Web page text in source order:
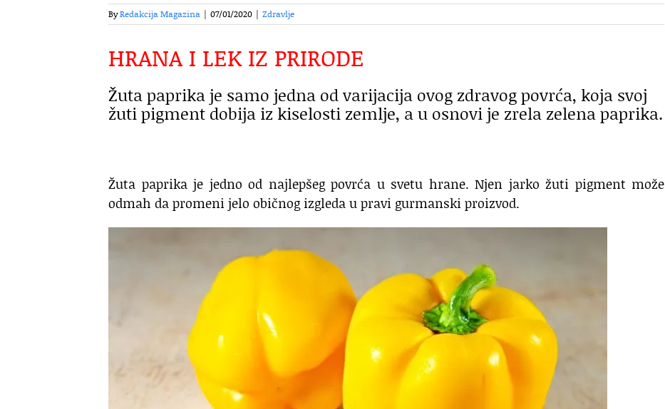
ByRedakcija Magazina | 07/01/2020 | Zdravlje
HRANA I LEK IZ PRIRODE
Žuta paprika je samo jedna od varijacija ovog zdravog povrća, koja svoj
žuti pigment dobija iz kiselosti zemlje, a u osnovi je zrela zelena paprika.
Žuta paprika je jedno od najlepšeg povrća u svetu hrane. Njen jarko žuti pigment može
odmah da promeni jelo običnog izgleda u pravi gurmanski proizvod.